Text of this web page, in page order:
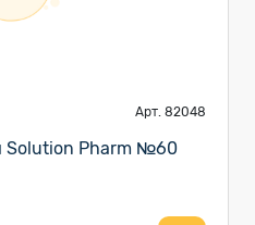
Арт. 82048
Solution Pharm №60